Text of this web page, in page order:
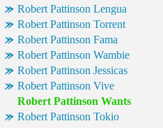
Robert Pattinson Lengua
Robert Pattinson Torrent
Robert Pattinson Fama
Robert Pattinson Wambie
Robert Pattinson Jessicas
Robert Pattinson Vive
Robert Pattinson Wants
Robert Pattinson Tokio